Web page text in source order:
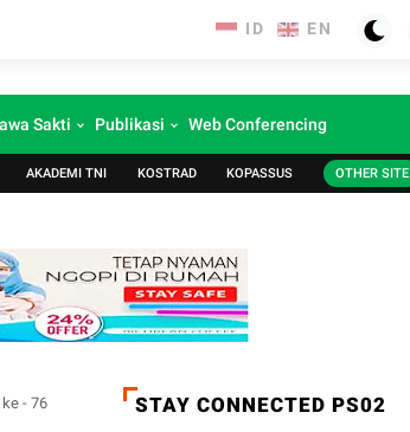
Sakti Publikasi Web Conferencing
AKADEMI TNI KOSTRAD KOPASSUS OTHER SITE
- 76 STAY CONNECTED PS02